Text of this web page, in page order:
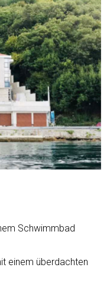
Schwimmbad
einem überdachten